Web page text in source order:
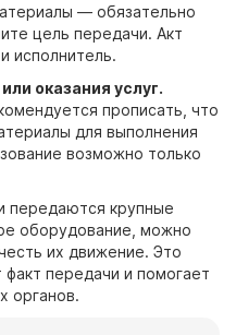
— обязательно
цель передачи. Акт
исполнитель.
оказания услуг.
прописать, что
для выполнения
возможно только
передаются крупные
оборудование, можно
их движение. Это
передачи и помогает
органов.